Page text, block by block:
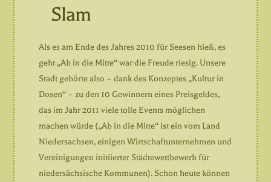
Slam
Als es am Ende des Jahres 2010 für Seesen hieß, es
geht „Ab in die Mitte“ war die Freude riesig. Unsere
Stadt gehörte also – dank des Konzeptes „Kultur in
Dosen“ – zu den 10 Gewinnern eines Preisgeldes,
das im Jahr 2011 viele tolle Events möglichen
machen würde („Ab in die Mitte“ ist ein vom Land
Niedersachsen, einigen Wirtschaftunternehmen und
Vereinigungen initiierter Städtewettbewerb für
niedersächsische Kommunen). Schon heute können